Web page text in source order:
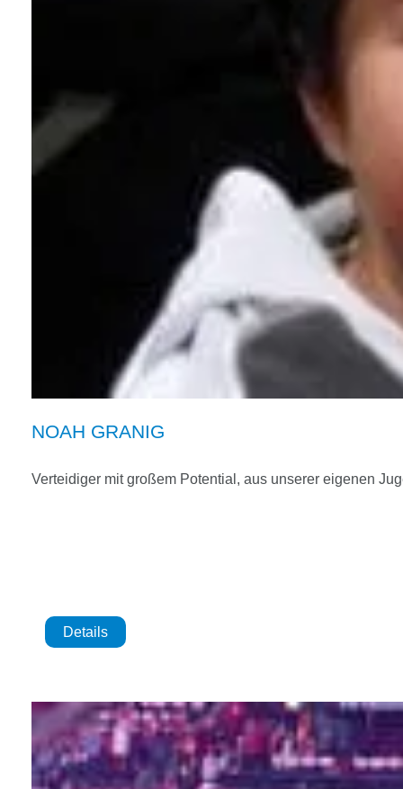
NOAH GRANIG
Verteidiger mit großem Potential, aus unserer eigenen
Details